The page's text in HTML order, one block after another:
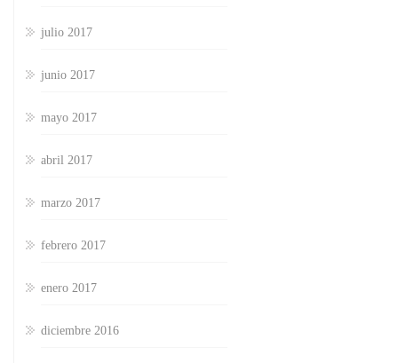
julio 2017
junio 2017
mayo 2017
abril 2017
marzo 2017
febrero 2017
enero 2017
diciembre 2016